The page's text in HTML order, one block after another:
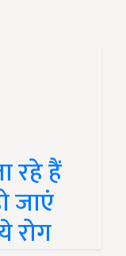
रहे हैं
जाएं
रोग